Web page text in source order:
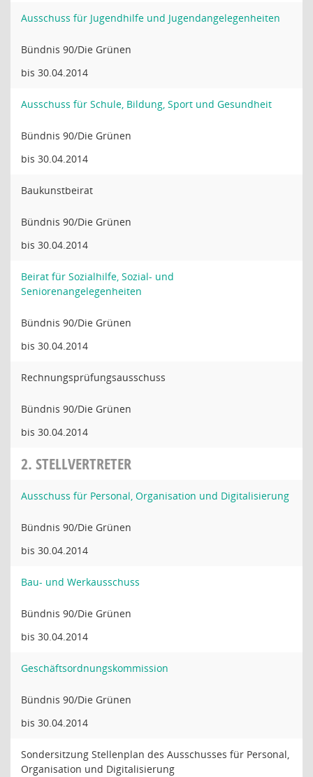
Ausschuss für Jugendhilfe und Jugendangelegenheiten
Bündnis 90/Die Grünen
bis 30.04.2014
Ausschuss für Schule, Bildung, Sport und Gesundheit
Bündnis 90/Die Grünen
bis 30.04.2014
Baukunstbeirat
Bündnis 90/Die Grünen
bis 30.04.2014
Beirat für Sozialhilfe, Sozial- und
Seniorenangelegenheiten
Bündnis 90/Die Grünen
bis 30.04.2014
Rechnungsprüfungsausschuss
Bündnis 90/Die Grünen
bis 30.04.2014
2. STELLVERTRETER
Ausschuss für Personal, Organisation und Digitalisierung
Bündnis 90/Die Grünen
bis 30.04.2014
Bau- und Werkausschuss
Bündnis 90/Die Grünen
bis 30.04.2014
Geschäftsordnungskommission
Bündnis 90/Die Grünen
bis 30.04.2014
Sondersitzung Stellenplan des Ausschusses für Personal,
Organisation und Digitalisierung